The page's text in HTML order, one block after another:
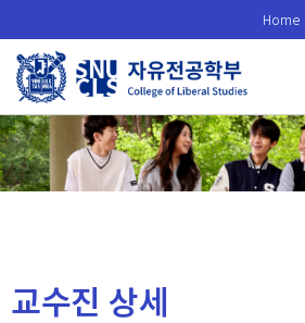
로
메
뉴
Home
교수진 상세